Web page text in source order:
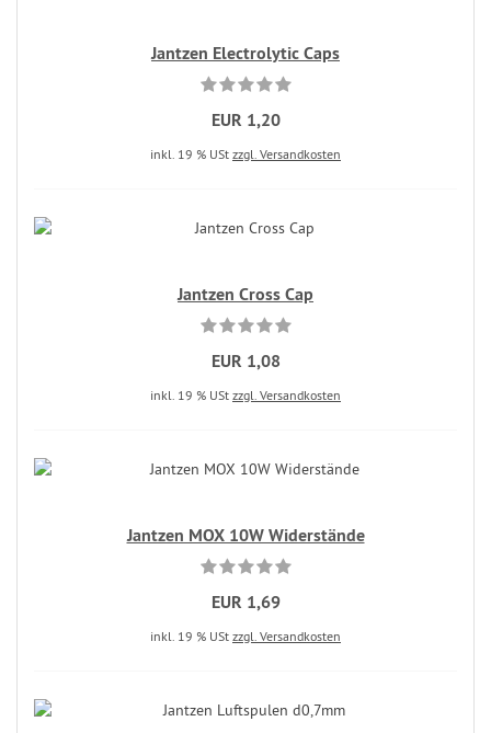
Jantzen Electrolytic Caps
EUR 1,20
inkl. 19 % USt zzgl. Versandkosten
Jantzen Cross Cap
EUR 1,08
inkl. 19 % USt zzgl. Versandkosten
Jantzen MOX 10W Widerstände
EUR 1,69
inkl. 19 % USt zzgl. Versandkosten